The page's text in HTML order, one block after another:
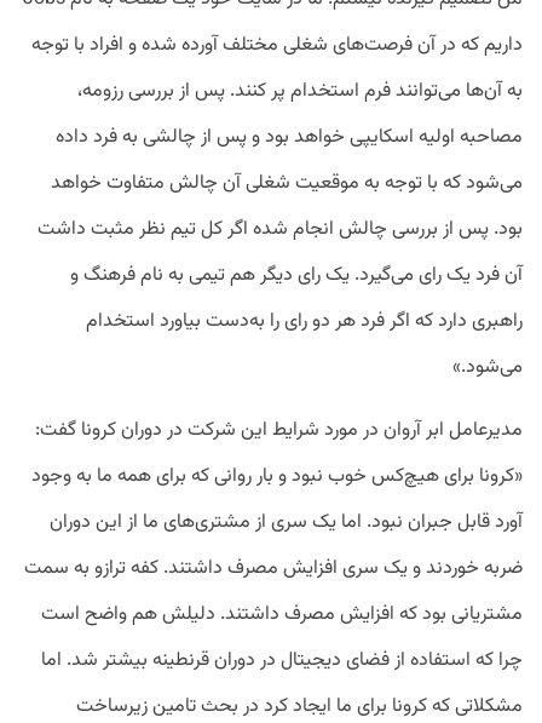
داریم که در آن فرصت‌های شغلی مختلف آورده شده و افراد با توجه
به آن‌ها می‌‌توانند فرم استخدام پر کنند. پس از بررسی رزومه،
مصاحبه اولیه اسکایپی خواهد بود و پس از چالشی به فرد داده
می‌شود که با توجه به موقعیت شغلی آن چالش متفاوت خواهد
بود. پس از بررسی چالش انجام شده اگر کل تیم نظر مثبت داشت
آن فرد یک رای می‌گیرد. یک رای دیگر هم تیمی به نام فرهنگ و
راهبری دارد که اگر فرد هر دو رای را به‌دست بیاورد استخدام
می‌شود.»
مدیرعامل ابر آروان در مورد شرایط این شرکت در دوران کرونا گفت:
«کرونا برای هیچ‌کس خوب نبود و بار روانی که برای همه ما به وجود
آورد قابل جبران نبود. اما یک سری از مشتری‌های ما از این دوران
ضربه خوردند و یک سری افزایش مصرف داشتند. کفه ترازو به سمت
مشتریانی بود که افزایش مصرف داشتند. دلیلش هم واضح است
چرا که استفاده از فضای دیجیتال در دوران قرنطینه بیشتر شد. اما
مشکلاتی که کرونا برای ما ایجاد کرد در بحث تامین زیرساخت